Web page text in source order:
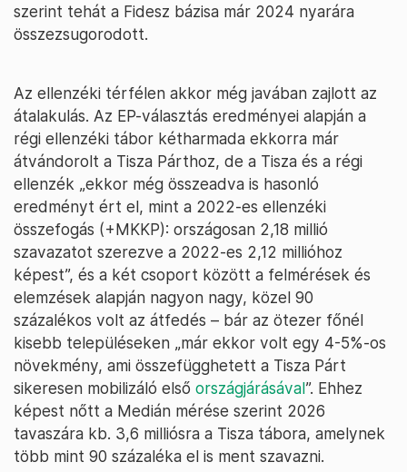
szerint tehát a Fidesz bázisa már 2024 nyarára
összezsugorodott.
Az ellenzéki térfélen akkor még javában zajlott az
átalakulás. Az EP-választás eredményei alapján a
régi ellenzéki tábor kétharmada ekkorra már
átvándorolt a Tisza Párthoz, de a Tisza és a régi
ellenzék „ekkor még összeadva is hasonló
eredményt ért el, mint a 2022-es ellenzéki
összefogás (+MKKP): országosan 2,18 millió
szavazatot szerezve a 2022-es 2,12 millióhoz
képest”, és a két csoport között a felmérések és
elemzések alapján nagyon nagy, közel 90
százalékos volt az átfedés – bár az ötezer főnél
kisebb településeken „már ekkor volt egy 4-5%-os
növekmény, ami összefügghetett a Tisza Párt
sikeresen mobilizáló első országjárásával”. Ehhez
képest nőtt a Medián mérése szerint 2026
tavaszára kb. 3,6 milliósra a Tisza tábora, amelynek
több mint 90 százaléka el is ment szavazni.